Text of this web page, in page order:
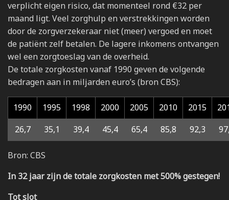
verplicht eigen risico, dat momenteel rond €32 per
maand ligt. Veel zorghulp en verstrekkingen worden
door de zorgverzekeraar niet (meer) vergoed en moet
de patiënt zelf betalen. De lagere inkomens ontvangen
wel een zorgtoeslag van de overheid.
De totale zorgkosten vanaf 1990 geven de volgende
bedragen aan in miljarden euro’s (bron CBS):
1990 1995 1998 2000 2005 2010 2015
26,7
35,1 39,4 45,4 65,4 85,8 92,3
Bron: CBS
In 32 jaar zijn de totale zorgkosten met 500% gestegen!
Tot slot